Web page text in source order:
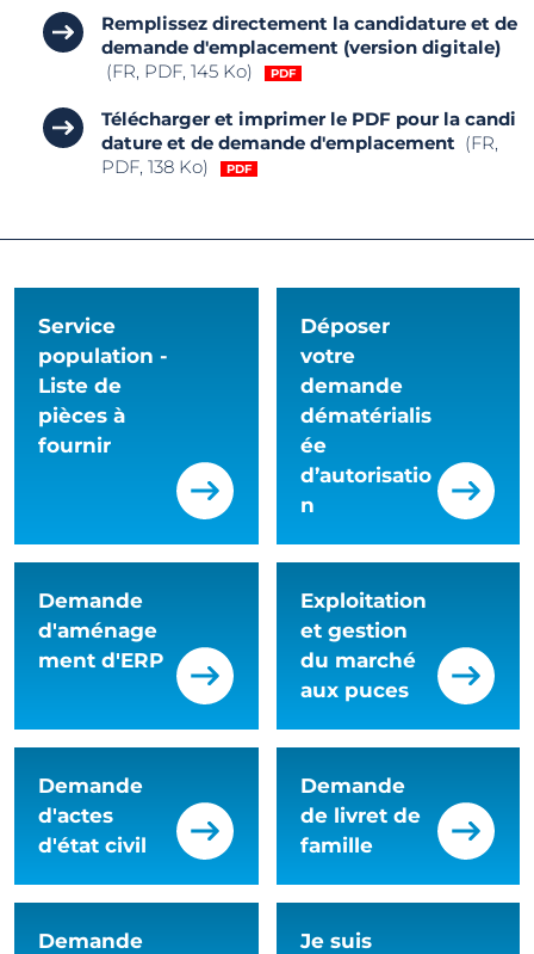
Remplissez directement la candidature et de
demande d'emplacement (version digitale)
(FR, PDF, 145 Ko)
Télécharger et imprimer le PDF pour la candi
dature et de demande d'emplacement (FR,
PDF, 138 Ko)
Service
population -
Liste de
pièces à
fournir
Déposer
votre
demande
dématérialis
ée
d’autorisatio
n
Demande
d'aménage
ment d'ERP
Exploitation
et gestion
du marché
aux puces
Demande
d'actes
d'état civil
Demande
de livret de
famille
Demande
Je suis